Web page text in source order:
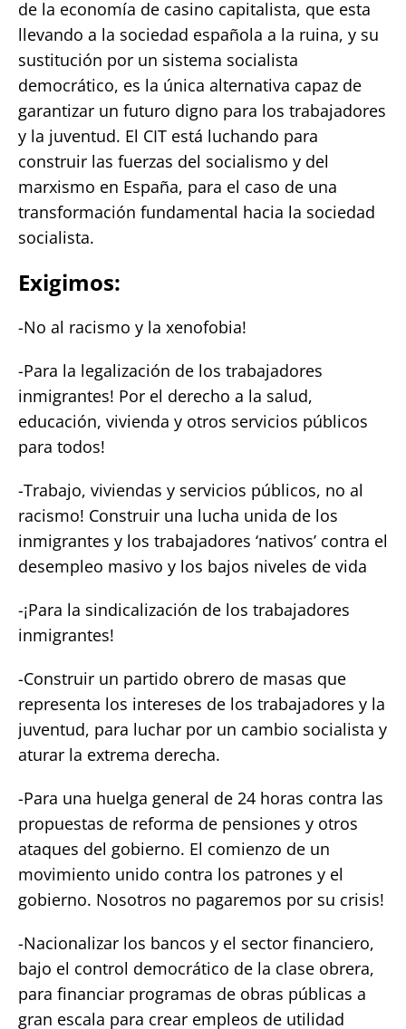
de la economía de casino capitalista, que esta
llevando a la sociedad española a la ruina, y su
sustitución por un sistema socialista
democrático, es la única alternativa capaz de
garantizar un futuro digno para los trabajadores
y la juventud. El CIT está luchando para
construir las fuerzas del socialismo y del
marxismo en España, para el caso de una
transformación fundamental hacia la sociedad
socialista.
Exigimos:
-No al racismo y la xenofobia!
-Para la legalización de los trabajadores
inmigrantes! Por el derecho a la salud,
educación, vivienda y otros servicios públicos
para todos!
-Trabajo, viviendas y servicios públicos, no al
racismo! Construir una lucha unida de los
inmigrantes y los trabajadores ‘nativos’ contra el
desempleo masivo y los bajos niveles de vida
-¡Para la sindicalización de los trabajadores
inmigrantes!
-Construir un partido obrero de masas que
representa los intereses de los trabajadores y la
juventud, para luchar por un cambio socialista y
aturar la extrema derecha.
-Para una huelga general de 24 horas contra las
propuestas de reforma de pensiones y otros
ataques del gobierno. El comienzo de un
movimiento unido contra los patrones y el
gobierno. Nosotros no pagaremos por su crisis!
-Nacionalizar los bancos y el sector financiero,
bajo el control democrático de la clase obrera,
para financiar programas de obras públicas a
gran escala para crear empleos de utilidad